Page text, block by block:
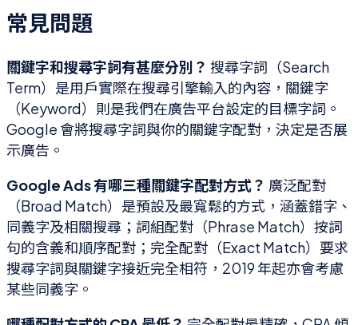
常見問題
關鍵字和搜尋字詞有甚麼分別？ 搜尋字詞（Search
Term）是用戶實際在搜尋引擎輸入的內容，關鍵字
（Keyword）則是我們在廣告平台設定的目標字詞。
Google 會將搜尋字詞與你的關鍵字配對，決定是否展
示廣告。
Google Ads 有哪三種關鍵字配對方式？ 廣泛配對
（Broad Match）是預設及最寬鬆的方式，涵蓋錯字、
同義字及相關搜尋；詞組配對（Phrase Match）按詞
句的含義和順序配對；完全配對（Exact Match）要求
搜尋字詞與關鍵字接近完全相符，2019 年起亦會考慮
某些同義字。